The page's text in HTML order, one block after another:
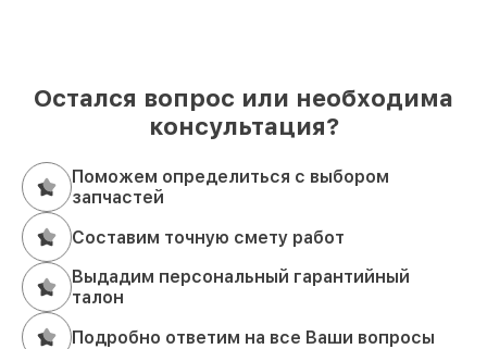
Остался вопрос или необходима
консультация?
Поможем определиться с выбором
запчастей
Составим точную смету работ
Выдадим персональный гарантийный
талон
Подробно ответим на все Ваши вопросы